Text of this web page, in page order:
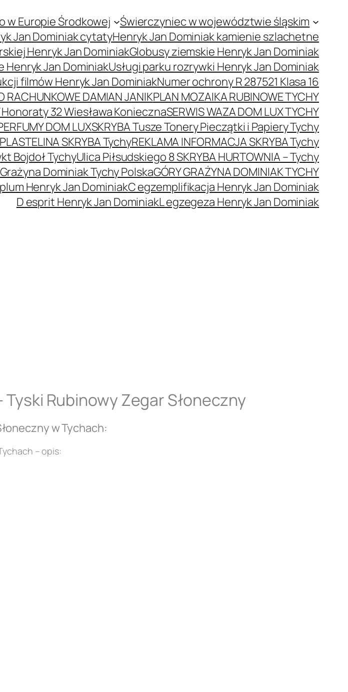
w Europie Środkowej
Świerczyniec w województwie śląskim
Jan Dominiak cytatyHenryk Jan Dominiak kamienie szlachetne
Henryk Jan DominiakGlobusy ziemskie Henryk Jan Dominiak
Henryk Jan DominiakUsługi parku rozrywki Henryk Jan Dominiak
filmów Henryk Jan DominiakNumer ochrony R 287521 Klasa 16
RACHUNKOWE DAMIAN JANIKPLAN MOZAIKA RUBINOWE TYCHY
Honoraty 32 Wiesława KoniecznaSERWIS WAZA DOM LUX TYCHY
DOM LUXSKRYBA Tusze Tonery Pieczątki i Papiery Tychy
SKRYBA TychyREKLAMA INFORMACJA SKRYBA Tychy
Bojdoł TychyUlica Piłsudskiego 8 SKRYBA HURTOWNIA – Tychy
Grażyna Dominiak Tychy PolskaGÓRY GRAŻYNA DOMINIAK TYCHY
Henryk Jan DominiakC egzemplifikacja Henryk Jan Dominiak
D esprit Henryk Jan DominiakL egzegeza Henryk Jan Dominiak
Rubinowy Zegar Słoneczny
w Tychach:
– opis: